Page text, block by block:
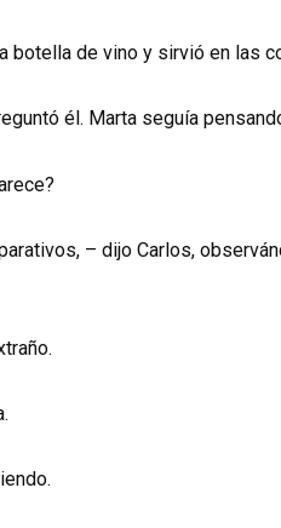
botella de vino y sirvió en las
él. Marta seguía
– dijo Carlos,